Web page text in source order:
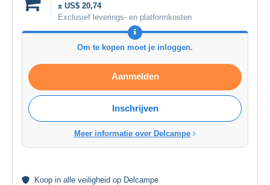
± US$ 20,74
Exclusief leverings- en platformkosten
Om te kopen moet je inloggen.
Aanmelden
Inschrijven
Meer informatie over Delcampe
Koop in alle veiligheid op Delcampe